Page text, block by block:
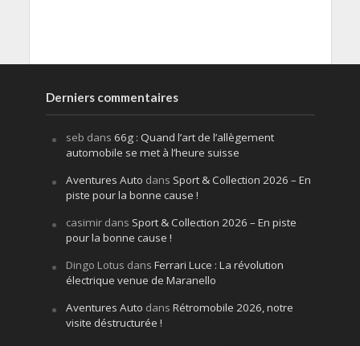
Derniers commentaires
seb dans 66g : Quand l’art de l’allègement
automobile se met à l’heure suisse
Aventures Auto dans Sport & Collection 2026 – En
piste pour la bonne cause !
casimirdans Sport & Collection 2026 – En piste
pour la bonne cause !
Dingo Lotus dans Ferrari Luce : La révolution
électrique venue de Maranello
Aventures Auto dans Rétromobile 2026, notre
visite déstructurée !